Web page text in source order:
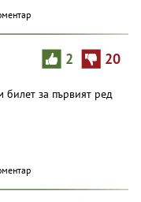
2 20
за първият ред